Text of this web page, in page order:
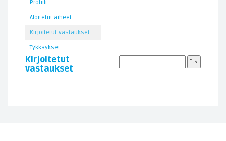
Profiili
Aloitetut aiheet
Kirjoitetut vastaukset
Tykkäykset
Kirjoitetut
vastaukset